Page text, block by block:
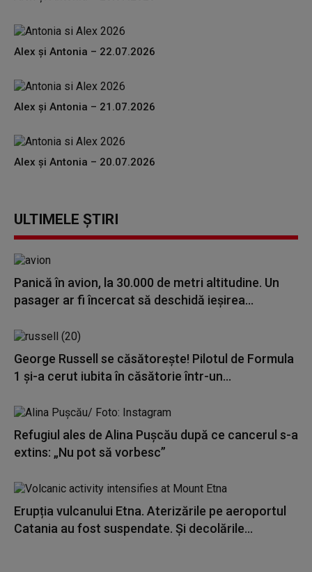
Alex și Antonia – 22.07.2026
Alex și Antonia – 21.07.2026
Alex și Antonia – 20.07.2026
ULTIMELE ȘTIRI
Panică în avion, la 30.000 de metri altitudine. Un
pasager ar fi încercat să deschidă ieșirea...
George Russell se căsătorește! Pilotul de Formula
1 și-a cerut iubita în căsătorie într-un...
Refugiul ales de Alina Pușcău după ce cancerul s-a
extins: „Nu pot să vorbesc”
Erupția vulcanului Etna. Aterizările pe aeroportul
Catania au fost suspendate. Și decolările...